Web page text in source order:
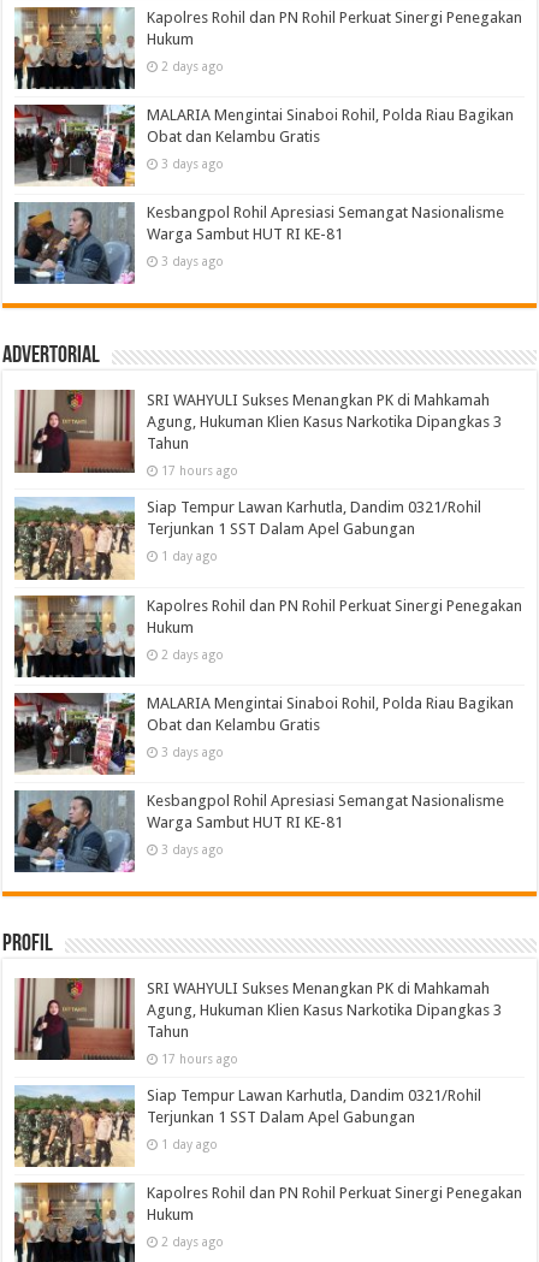
Kapolres Rohil dan PN Rohil Perkuat Sinergi Penegakan
Hukum
2 days ago
MALARIA Mengintai Sinaboi Rohil, Polda Riau Bagikan
Obat dan Kelambu Gratis
3 days ago
Kesbangpol Rohil Apresiasi Semangat Nasionalisme
Warga Sambut HUT RI KE-81
3 days ago
Advertorial
SRI WAHYULI Sukses Menangkan PK di Mahkamah
Agung, Hukuman Klien Kasus Narkotika Dipangkas 3
Tahun
17 hours ago
Siap Tempur Lawan Karhutla, Dandim 0321/Rohil
Terjunkan 1 SST Dalam Apel Gabungan
1 day ago
Kapolres Rohil dan PN Rohil Perkuat Sinergi Penegakan
Hukum
2 days ago
MALARIA Mengintai Sinaboi Rohil, Polda Riau Bagikan
Obat dan Kelambu Gratis
3 days ago
Kesbangpol Rohil Apresiasi Semangat Nasionalisme
Warga Sambut HUT RI KE-81
3 days ago
Profil
SRI WAHYULI Sukses Menangkan PK di Mahkamah
Agung, Hukuman Klien Kasus Narkotika Dipangkas 3
Tahun
17 hours ago
Siap Tempur Lawan Karhutla, Dandim 0321/Rohil
Terjunkan 1 SST Dalam Apel Gabungan
1 day ago
Kapolres Rohil dan PN Rohil Perkuat Sinergi Penegakan
Hukum
2 days ago